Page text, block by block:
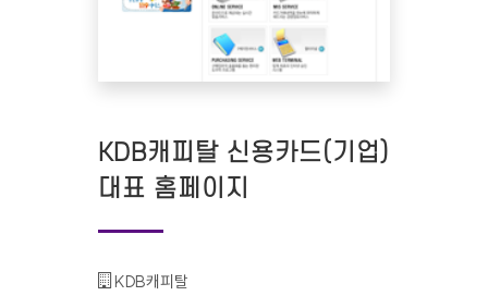
KDB캐피탈 신용카드(기업)
대표 홈페이지
기관명 :
KDB캐피탈